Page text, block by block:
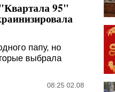
95"
папу, но
выбрала
08:25 02.08